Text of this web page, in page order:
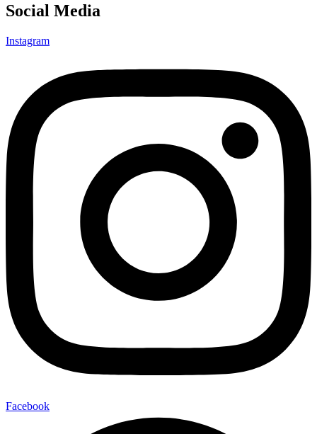
Social Media
Instagram
Facebook